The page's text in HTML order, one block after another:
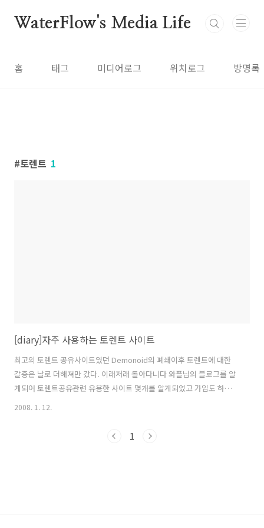
WaterFlow's Media Life
홈 태그 미디어로그 위치로그 방명록
토렌트 1
[diary]자주 사용하는 토렌트 사이트
최고의 토렌트 공유사이트였던 Demonoid의 폐쇄이후 토렌트에 대한
갈증은 날로 더해져만 갔다. 이래저래 돌아다니다 와플님의 블로그를 알
게되어 토렌트공유관련 유용한 사이트 몇개를 알게되었고 가입도 하게
되었다. 덕분에 좋은 자료를 많이 구할 수 있었다. 사이트 주소 -
이용한다. 맥용 어플은 여기를 따라올 곳이 없을 듯하다. 사이트 주소 -
2008. 1. 12.
1